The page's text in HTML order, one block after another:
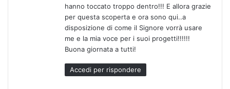
hanno toccato troppo dentro!!! E allora grazie
per questa scoperta e ora sono qui..a
disposizione di come il Signore vorrà usare
me e la mia voce per i suoi progetti!!!!!!
Buona giornata a tutti!
Accedi per rispondere